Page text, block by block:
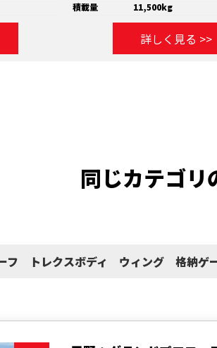
積載量
11,500kg
詳しく見る >>
同じカテゴリ
フ トレクスボディ ウィング 格納ゲ